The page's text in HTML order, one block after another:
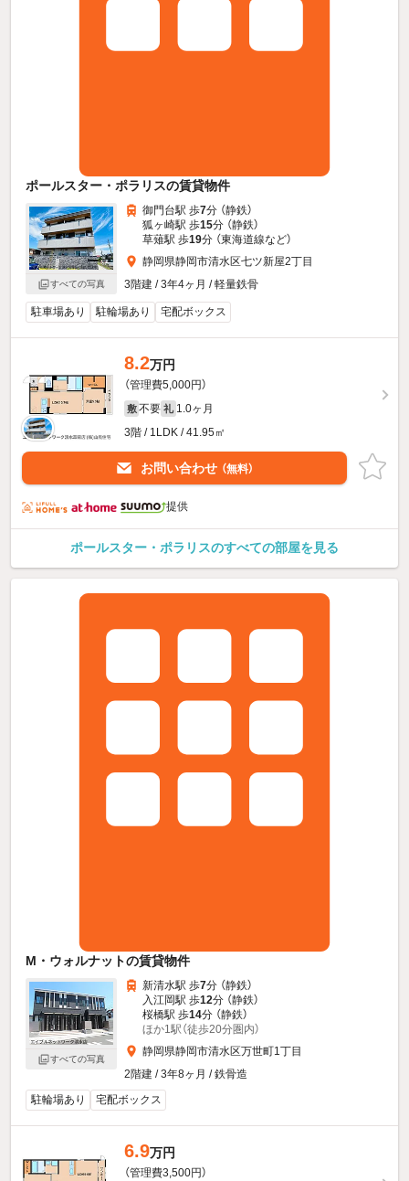
ポールスター・ポラリスの賃貸物件
すべての写真
御門台駅 歩7分 （静鉄）
狐ヶ崎駅 歩15分 （静鉄）
草薙駅 歩19分 （東海道線など）
静岡県静岡市清水区七ツ新屋2丁目
3階建 / 3年4ヶ月 / 軽量鉄骨
駐車場あり 駐輪場あり 宅配ボックス
8.2万円
（管理費5,000円）
敷 不要 礼 1.0ヶ月
3階 / 1LDK / 41.95㎡
お問い合わせ （無料）
提供
ポールスター・ポラリスのすべての部屋を見る
M・ウォルナットの賃貸物件
すべての写真
新清水駅 歩7分 （静鉄）
入江岡駅 歩12分 （静鉄）
桜橋駅 歩14分 （静鉄）
ほか1駅（徒歩20分圏内）
静岡県静岡市清水区万世町1丁目
2階建 / 3年8ヶ月 / 鉄骨造
駐輪場あり
宅配ボックス
6.9万円
（管理費3,500円）